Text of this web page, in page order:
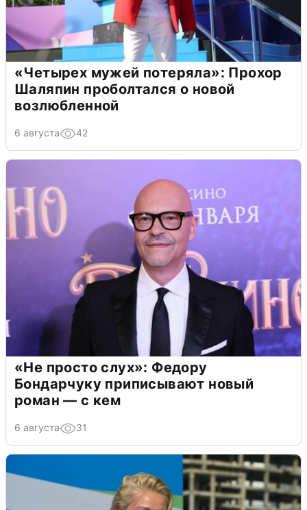
«Четырех мужей потеряла»: Прохор
Шаляпин проболтался о новой
возлюбленной
6 августа 42
«Не просто слух»: Федору
Бондарчуку приписывают новый
роман — с кем
6 августа 31